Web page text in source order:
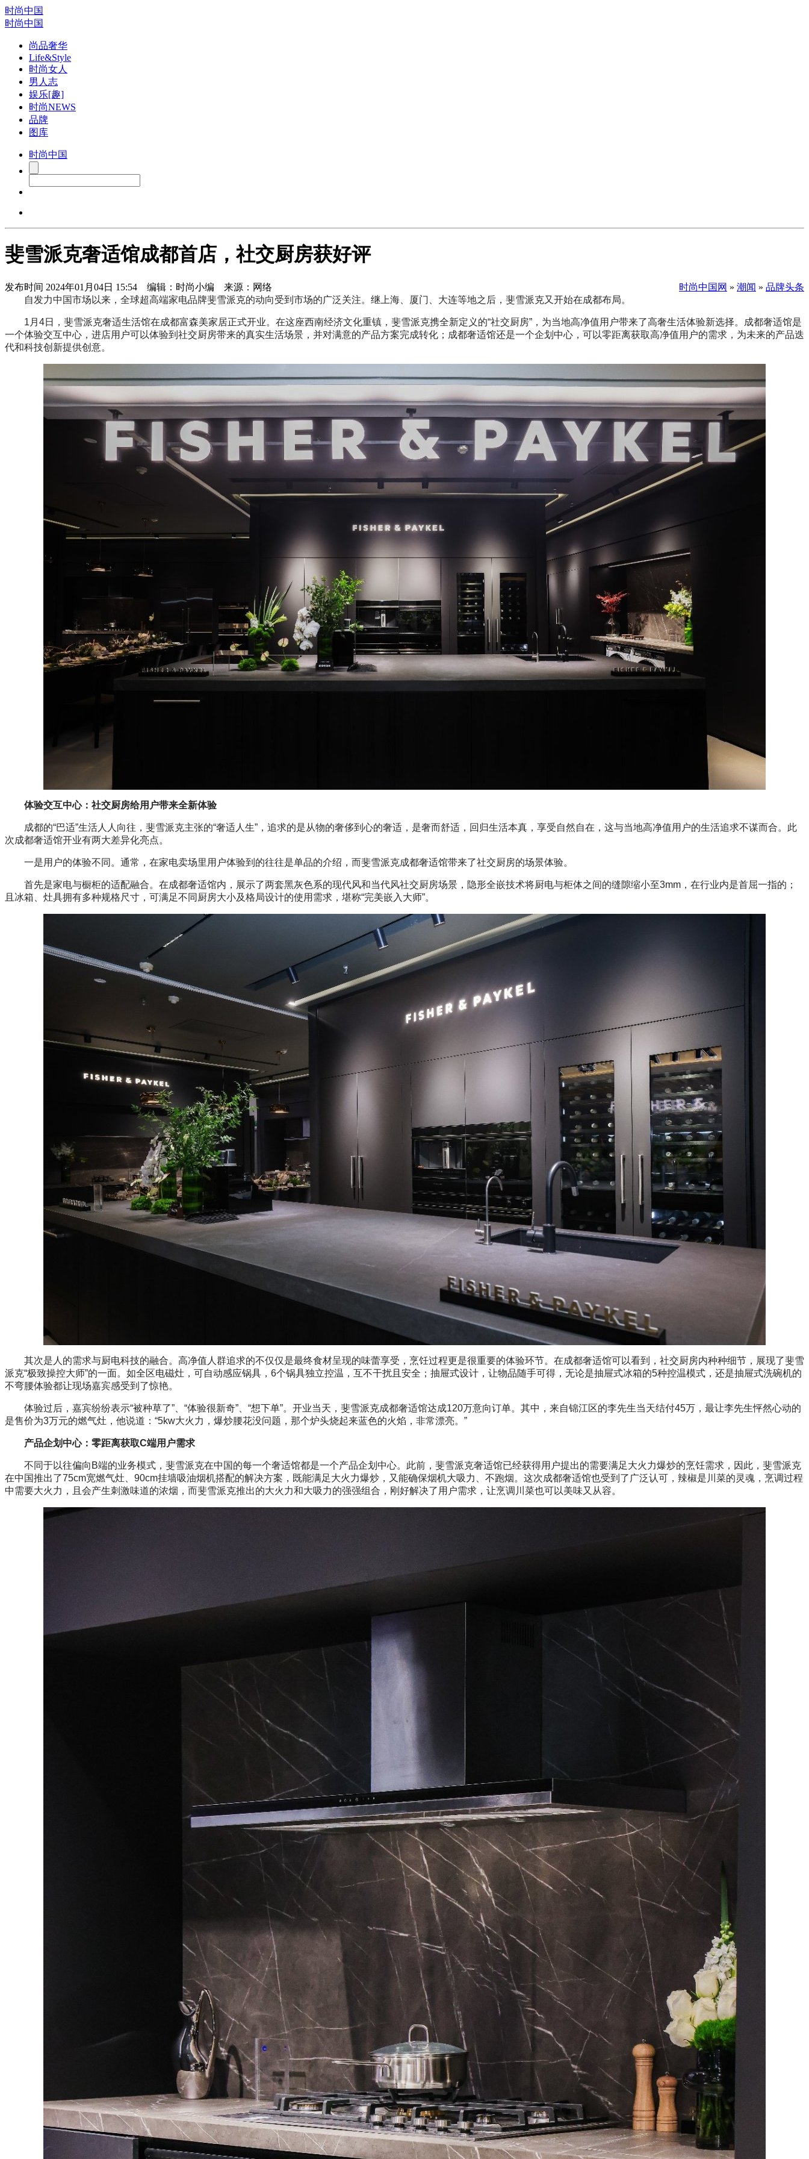
时尚中国
时尚中国
尚品奢华
Life&Style
时尚女人
男人志
娱乐[趣]
时尚NEWS
品牌
图库
时尚中国
斐雪派克奢适馆成都首店，社交厨房获好评
发布时间 2024年01月04日 15:54 编辑：时尚小编 来源：网络 时尚中国网 » 潮闻 » 品牌头条
自发力中国市场以来，全球超高端家电品牌斐雪派克的动向受到市场的广泛关注。继上海、厦门、大连等地之后，斐雪派克又开始在成都布局。
1月4日，斐雪派克奢适生活馆在成都富森美家居正式开业。在这座西南经济文化重镇，斐雪派克携全新定义的“社交厨房”，为当地高净值用户带来了高奢生活体验新选择。成都奢适馆是
一个体验交互中心，进店用户可以体验到社交厨房带来的真实生活场景，并对满意的产品方案完成转化；成都奢适馆还是一个企划中心，可以零距离获取高净值用户的需求，为未来的产品迭
代和科技创新提供创意。
体验交互中心：社交厨房给用户带来全新体验
成都的“巴适”生活人人向往，斐雪派克主张的“奢适人生”，追求的是从物的奢侈到心的奢适，是奢而舒适，回归生活本真，享受自然自在，这与当地高净值用户的生活追求不谋而合。此
次成都奢适馆开业有两大差异化亮点。
一是用户的体验不同。通常，在家电卖场里用户体验到的往往是单品的介绍，而斐雪派克成都奢适馆带来了社交厨房的场景体验。
首先是家电与橱柜的适配融合。在成都奢适馆内，展示了两套黑灰色系的现代风和当代风社交厨房场景，隐形全嵌技术将厨电与柜体之间的缝隙缩小至3mm，在行业内是首屈一指的；
且冰箱、灶具拥有多种规格尺寸，可满足不同厨房大小及格局设计的使用需求，堪称“完美嵌入大师”。
其次是人的需求与厨电科技的融合。高净值人群追求的不仅仅是最终食材呈现的味蕾享受，烹饪过程更是很重要的体验环节。在成都奢适馆可以看到，社交厨房内种种细节，展现了斐雪
派克“极致操控大师”的一面。如全区电磁灶，可自动感应锅具，6个锅具独立控温，互不干扰且安全；抽屉式设计，让物品随手可得，无论是抽屉式冰箱的5种控温模式，还是抽屉式洗碗机的
不弯腰体验都让现场嘉宾感受到了惊艳。
体验过后，嘉宾纷纷表示“被种草了”、“体验很新奇”、“想下单”。开业当天，斐雪派克成都奢适馆达成120万意向订单。其中，来自锦江区的李先生当天结付45万，最让李先生怦然心动的
是售价为3万元的燃气灶，他说道：“5kw大火力，爆炒腰花没问题，那个炉头烧起来蓝色的火焰，非常漂亮。”
产品企划中心：零距离获取C端用户需求
不同于以往偏向B端的业务模式，斐雪派克在中国的每一个奢适馆都是一个产品企划中心。此前，斐雪派克奢适馆已经获得用户提出的需要满足大火力爆炒的烹饪需求，因此，斐雪派克
在中国推出了75cm宽燃气灶、90cm挂墙吸油烟机搭配的解决方案，既能满足大火力爆炒，又能确保烟机大吸力、不跑烟。这次成都奢适馆也受到了广泛认可，辣椒是川菜的灵魂，烹调过程
中需要大火力，且会产生刺激味道的浓烟，而斐雪派克推出的大火力和大吸力的强强组合，刚好解决了用户需求，让烹调川菜也可以美味又从容。